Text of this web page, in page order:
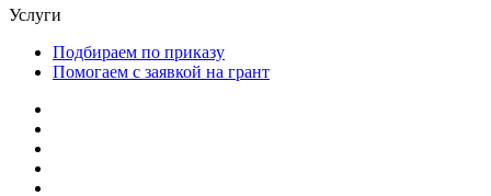
Услуги
Подбираем по приказу
Помогаем с заявкой на грант